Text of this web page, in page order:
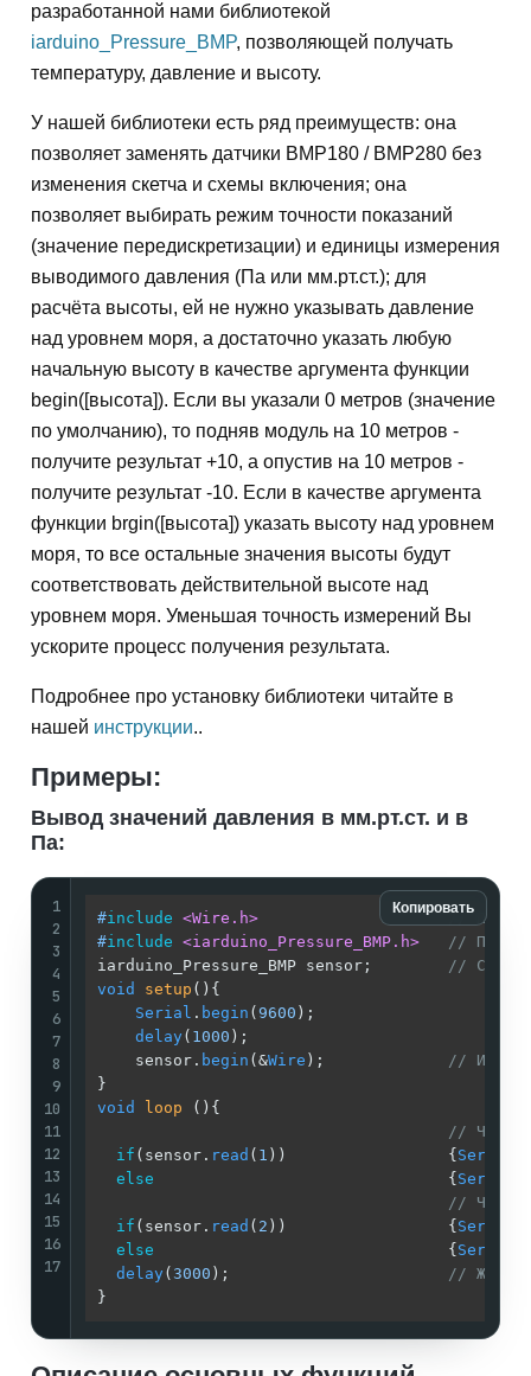
разработанной нами библиотекой
iarduino_Pressure_BMP, позволяющей получать
температуру, давление и высоту.
У нашей библиотеки есть ряд преимуществ: она
позволяет заменять датчики BMP180 / BMP280 без
изменения скетча и схемы включения; она
позволяет выбирать режим точности показаний
(значение передискретизации) и единицы измерения
выводимого давления (Па или мм.рт.ст.); для
расчёта высоты, ей не нужно указывать давление
над уровнем моря, а достаточно указать любую
начальную высоту в качестве аргумента функции
begin([высота]). Если вы указали 0 метров (значение
по умолчанию), то подняв модуль на 10 метров -
получите результат +10, а опустив на 10 метров -
получите результат -10. Если в качестве аргумента
функции brgin([высота]) указать высоту над уровнем
моря, то все остальные значения высоты будут
соответствовать действительной высоте над
уровнем моря. Уменьшая точность измерений Вы
ускорите процесс получения результата.
Подробнее про установку библиотеки читайте в
нашей инструкции..
Примеры:
Вывод значений давления в мм.рт.ст. и в
Па:
Копировать
1
2
3
4
5
6
7
8
9
10
11
12
13
14
15
16
17
#include <Wire.h>
//
#include <iarduino_Pressure_BMP.h>
//
iarduino_Pressure_BMP sensor;
//
void
setup () {
Serial . begin ( 9600 );
delay( 1000 );
    sensor.
begin (&Wire );
//
void
loop () {
//
if (sensor. read ( 1 ))                 { Serial
else
                               {
Serial
//
if (sensor. read ( 2 ))                 { Serial
else
                               {
Serial
delay( 3000 );
// Ждём 3